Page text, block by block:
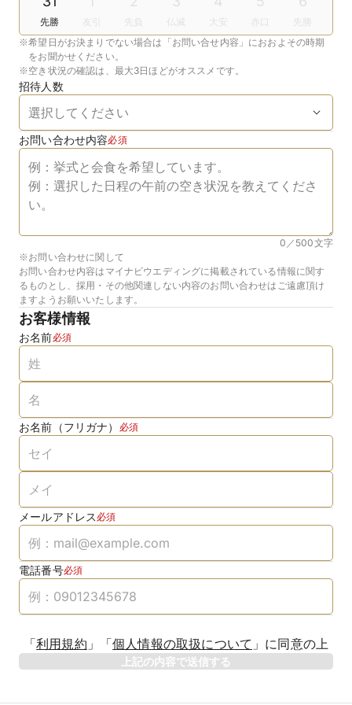
先勝 友引 先負 仏滅 大安
※希望日がお決まりでない場合は「お問い合せ内容」におおよその時期
をお聞かせください。
※空き状況の確認は、最大3日ほどがオススメです。
招待人数
お問い合わせ内容必須
0／500文字
※お問い合わせに関して
お問い合わせ内容はマイナビウエディングに掲載されている情報に関す
るものとし、採用・その他関連しない内容のお問い合わせはご遠慮頂け
ますようお願いいたします。
お客様情報
お名前必須
お名前（フリガナ） 必須
メールアドレス 必須
電話番号必須
「利用規約 」 「個人情報の取扱について 」 に同意の上
上記の内容で送信する